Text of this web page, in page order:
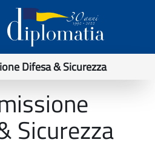
Difesa & Sicurezza
Sicurezza